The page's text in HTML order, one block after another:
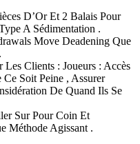
D’Or Et 2 Balais Pour
A Sédimentation .
Move Deadening Que
Les Clients : Joueurs : Accès
Soit Peine , Assurer
De Quand Ils Se
Sur Pour Coin Et
Méthode Agissant .